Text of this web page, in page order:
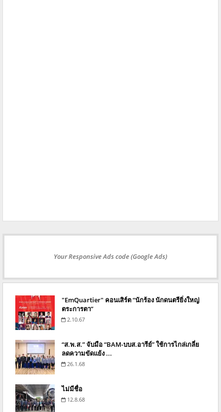
Your Responsive Ads code (Google Ads)
"EmQuartier" คอนเสิร์ต “นักร้อง นักดนตรียิ่งใหญ่
ตระการตา”
2.10.67
“ส.พ.ส.” จับมือ “BAM-บบส.อารีย์” ใช้การไกล่เกลี่ย
ลดความขัดแย้ง ...
26.1.68
ไม่มีชื่อ
12.8.68